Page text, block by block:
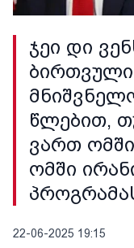
ჯეი დი
წლებით,
ვართ
ომში
22-06-2025 19:15